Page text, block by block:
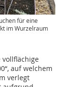
für eine
im Wurzelraum
auf welchem
verlegt